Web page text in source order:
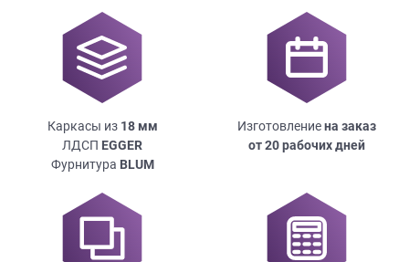
Каркасы из 18мм
ЛДСП EGGER
Фурнитура BLUM
Изготовлениена заказ
от 20 рабочих дней